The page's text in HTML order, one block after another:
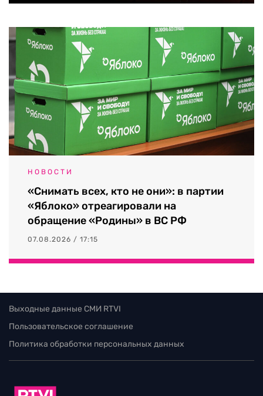
НОВОСТИ
«Снимать всех, кто не они»: в партии
«Яблоко» отреагировали на
обращение «Родины» в ВС РФ
07.08.2026 / 17:15
Выходные данные СМИ RTVI
Пользовательское соглашение
Политика обработки персональных данных